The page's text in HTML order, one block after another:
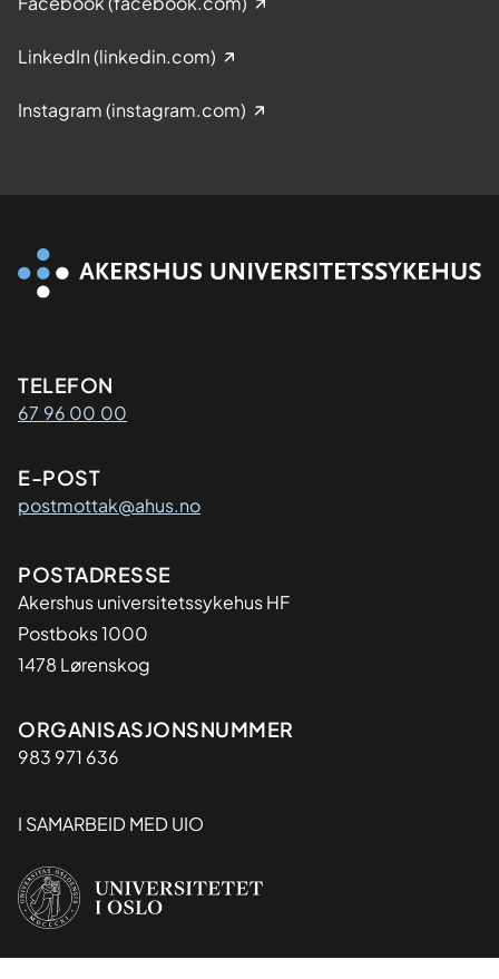
LinkedIn (linkedin.com)
Instagram (instagram.com)
Kontaktinformasjon
TELEFON
67 96 00 00
E-POST
postmottak@ahus.no
Adresse
POSTADRESSE
Akershus universitetssykehus HF
Postboks 1000
1478 Lørenskog
Organisasjon
ORGANISASJONSNUMMER
983 971 636
I SAMARBEID MED UIO